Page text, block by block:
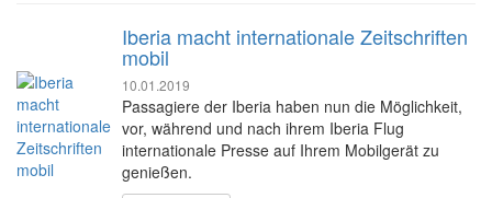
Iberia macht internationale Zeitschriften
mobil
10.01.2019
Passagiere der Iberia haben nun die Möglichkeit,
vor, während und nach ihrem Iberia Flug
internationale Presse auf Ihrem Mobilgerät zu
genießen.